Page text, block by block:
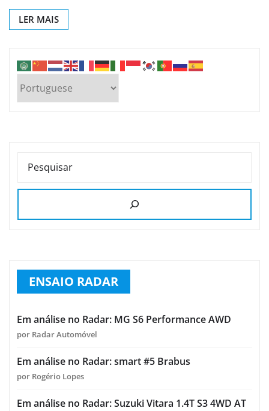
LER MAIS
PESQUISAR
ENSAIO RADAR
Em análise no Radar: MG S6 Performance AWD
por Radar Automóvel
Em análise no Radar: smart #5 Brabus
por Rogério Lopes
Em análise no Radar: Suzuki Vitara 1.4T S3 4WD AT